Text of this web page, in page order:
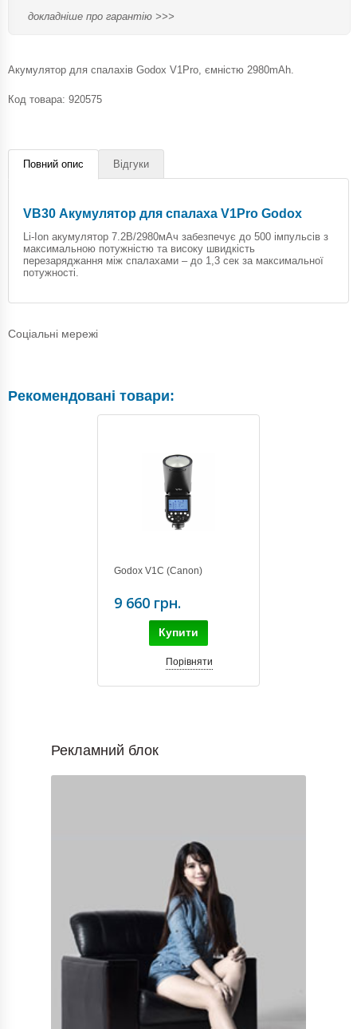
докладніше про гарантію >>>
Акумулятор для спалахів Godox V1Pro, ємністю 2980mAh.
Код товара: 920575
Повний опис Відгуки
VB30 Акумулятор для спалаха V1Pro Godox
Li-Ion акумулятор 7.2В/2980мАч забезпечує до 500 імпульсів з
максимальною потужністю та високу швидкість
перезаряджання між спалахами – до 1,3 сек за максимальної
потужності.
Соціальні мережі
Рекомендовані товари:
Godox V1C (Canon)
9 660 грн.
Купити
Порівняти
Рекламний блок